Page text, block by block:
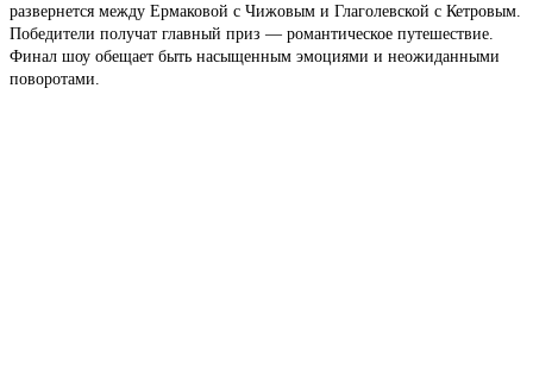
развернется между Ермаковой с Чижовым и Глаголевской с Кетровым.
Победители получат главный приз — романтическое путешествие.
Финал шоу обещает быть насыщенным эмоциями и неожиданными
поворотами.